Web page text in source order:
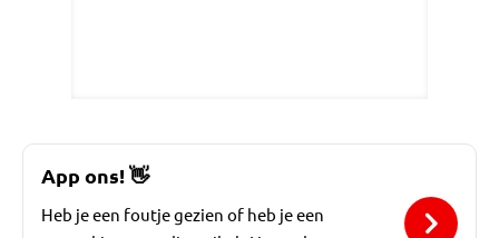
App ons!👋
Heb je een foutje gezien of heb je een